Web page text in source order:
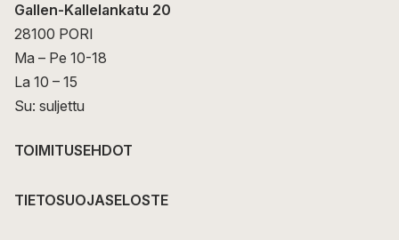
Gallen-Kallelankatu 20
28100 PORI
Ma – Pe 10-18
La 10 – 15
Su: suljettu
TOIMITUSEHDOT
TIETOSUOJASELOSTE